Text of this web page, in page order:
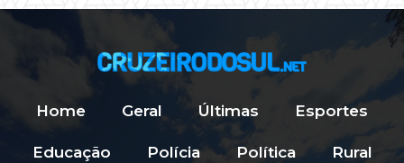
Home Geral Últimas Esportes
Educação Polícia Política Rural